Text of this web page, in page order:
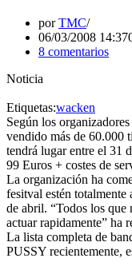
porTMC
06/03/2008 14:37
8 comentarios
Noticia
Etiquetas:wacken
Según los
vendido más de 60.000
tendrá lugar entre el 31
99 Euros + costes de
La organización ha
fesitval estén totalmente
de abril. “Todos los que
actuar rapidamente” ha
La lista completa de
PUSSY recientemente,